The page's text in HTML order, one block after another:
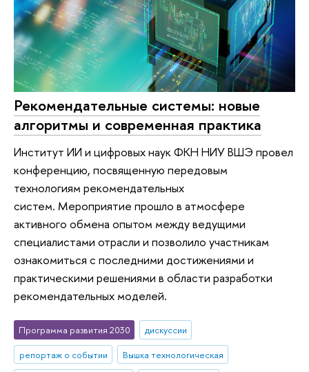
Рекомендательные системы: новые
алгоритмы и современная практика
Институт ИИ и цифровых наук ФКН НИУ ВШЭ провел
конференцию, посвященную передовым
технологиям рекомендательных
систем. Мероприятие прошло в атмосфере
активного обмена опытом между ведущими
специалистами отрасли и позволило участникам
ознакомиться с последними достижениями и
практическими решениями в области разработки
рекомендательных моделей.
Программа развития 2030
дискуссии
репортаж о событии
Вышка технологическая